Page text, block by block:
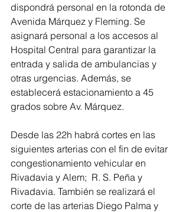
dispondrá personal en la rotonda de
Avenida Márquez y Fleming. Se
asignará personal a los accesos al
Hospital Central para garantizar la
entrada y salida de ambulancias y
otras urgencias. Además, se
establecerá estacionamiento a 45
grados sobre Av. Márquez.
Desde las 22h habrá cortes en las
siguientes arterias con el fin de evitar
congestionamiento vehicular en
Rivadavia y Alem;  R. S. Peña y
Rivadavia. También se realizará el
corte de las arterias Diego Palma y